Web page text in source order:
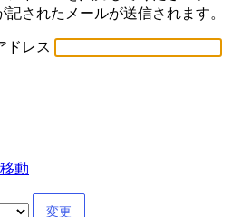
されたメールが送信されます。
ドレス
動